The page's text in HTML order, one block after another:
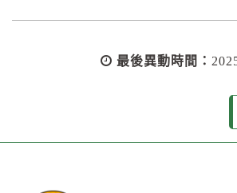
最後異動時間：